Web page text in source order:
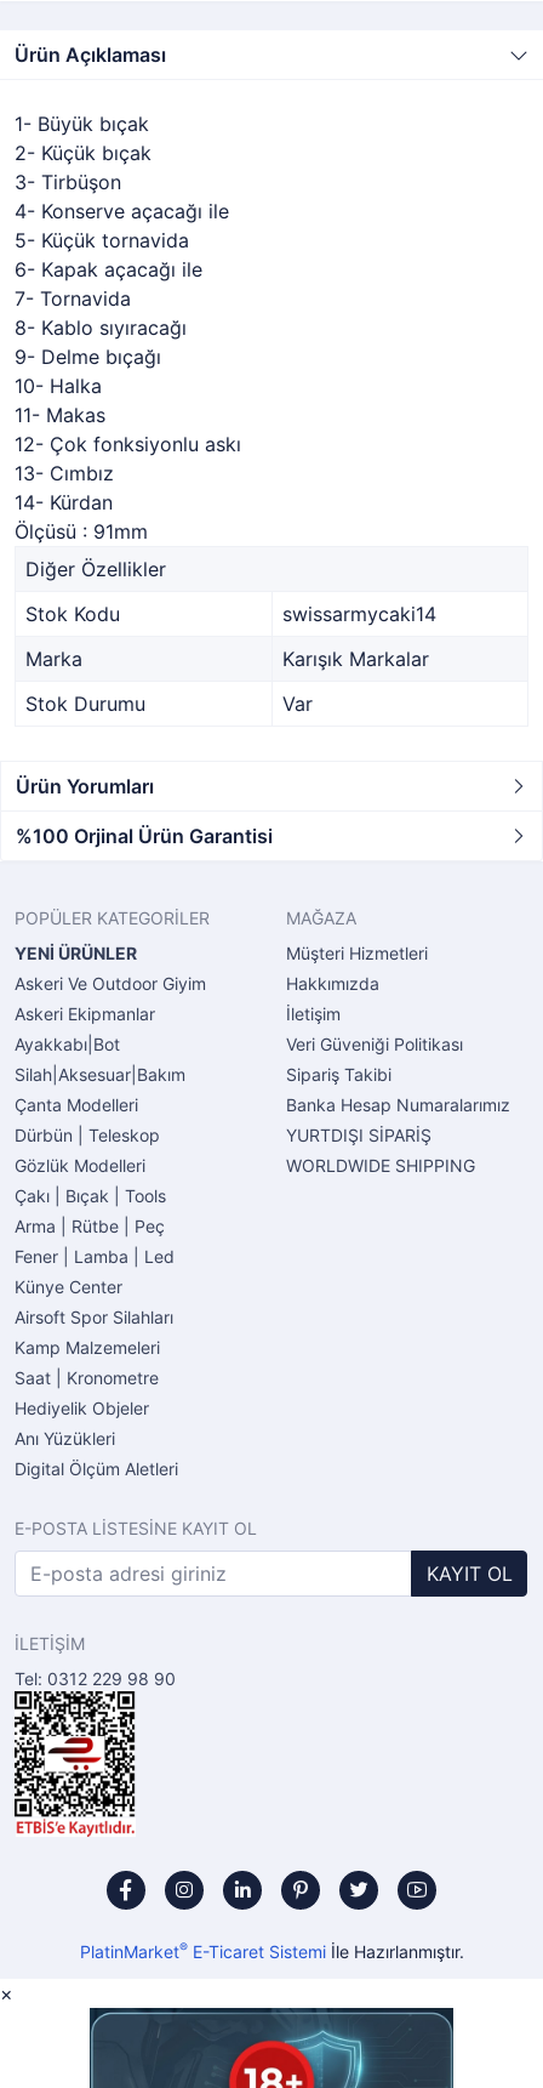
Ürün Açıklaması
1- Büyük bıçak
2- Küçük bıçak
3- Tirbüşon
4- Konserve açacağı ile
5- Küçük tornavida
6- Kapak açacağı ile
7- Tornavida
8- Kablo sıyıracağı
9- Delme bıçağı
10- Halka
11- Makas
12- Çok fonksiyonlu askı
13- Cımbız
14- Kürdan
Ölçüsü : 91mm
Diğer Özellikler
Stok Kodu
swissarmycaki14
Marka
Karışık Markalar
Stok Durumu
Var
Ürün Yorumları
%100 Orjinal Ürün Garantisi
POPÜLER KATEGORİLER
YENİ ÜRÜNLER
Askeri Ve Outdoor Giyim
Askeri Ekipmanlar
Ayakkabı|Bot
Silah|Aksesuar|Bakım
Çanta Modelleri
Dürbün | Teleskop
Gözlük Modelleri
Çakı | Bıçak | Tools
Arma | Rütbe | Peç
Fener | Lamba | Led
Künye Center
Airsoft Spor Silahları
Kamp Malzemeleri
Saat | Kronometre
Hediyelik Objeler
Anı Yüzükleri
Digital Ölçüm Aletleri
MAĞAZA
Müşteri Hizmetleri
Hakkımızda
İletişim
Veri Güveniği Politikası
Sipariş Takibi
Banka Hesap Numaralarımız
YURTDIŞI SİPARİŞ
WORLDWIDE SHIPPING
E-POSTA LİSTESİNE KAYIT OL
KAYIT OL
İLETİŞİM
Tel: 0312 229 98 90
PlatinMarket®E-Ticaret Sistemiİle Hazırlanmıştır.
×